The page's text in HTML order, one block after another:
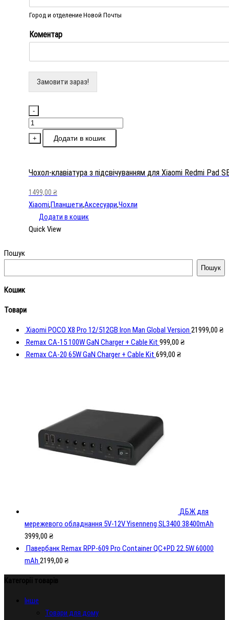
Город и отделение Новой Почты
Коментар
Замовити зараз!
-
Чохол-
клавіатура
з
для
Redmi
Pad
кількість
+ Додати в кошик
Чохол-клавіатура з підсвічуванням для Xiaomi Redmi Pad
1499,00 ₴
Xiaomi,Планшети,Аксесуари,Чохли
Додати в кошик
Quick View
Пошук
Пошук
Кошик
Товари
Xiaomi POCO X8 Pro 12/512GB Iron Man Global Version 21999,00 ₴
Remax CA-15 100W GaN Charger + Cable Kit 999,00 ₴
Remax CA-20 65W GaN Charger + Cable Kit 699,00 ₴
ДБЖ для
мережевого обладнання 5V-12V Yisenneng SL3400 38400mAh
3999,00 ₴
Павербанк Remax RPP-609 Pro Container QC+PD 22.5W 60000
mAh 2199,00 ₴
Категорії товарів
Iнше
Товари для дому